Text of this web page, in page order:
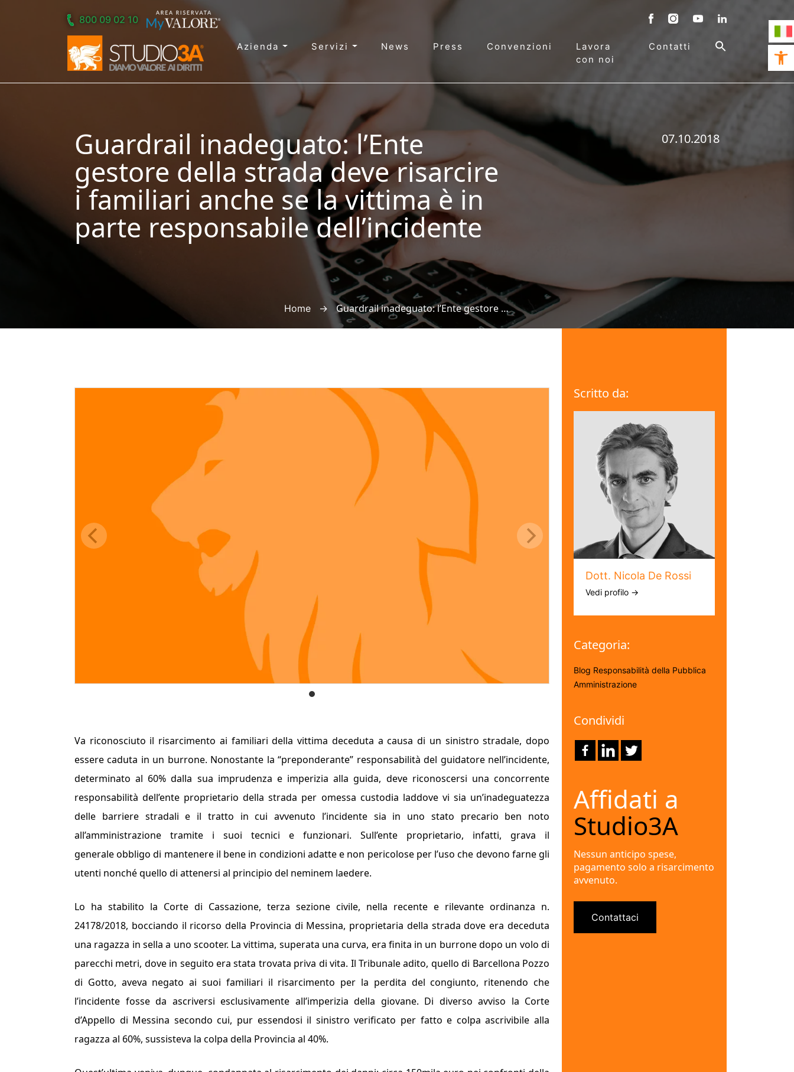
800 09 02 10
Azienda Servizi News Press Convenzioni
Lavora
con noi
Contatti
Guardrail inadeguato: l’Ente
gestore della strada deve risarcire
i familiari anche se la vittima è in
parte responsabile dell’incidente
07.10.2018
Home → Guardrail inadeguato: l’Ente gestore della strada deve risarcire i familiari anche se la vittima è in parte responsabile dell’incidente
Va riconosciuto il risarcimento ai familiari della vittima deceduta a causa di un sinistro stradale, dopo
essere caduta in un burrone. Nonostante la “preponderante” responsabilità del guidatore nell’incidente,
determinato al 60% dalla sua imprudenza e imperizia alla guida, deve riconoscersi una concorrente
responsabilità dell’ente proprietario della strada per omessa custodia laddove vi sia un’inadeguatezza
delle barriere stradali e il tratto in cui avvenuto l’incidente sia in uno stato precario ben noto
all’amministrazione tramite i suoi tecnici e funzionari. Sull’ente proprietario, infatti, grava il
generale obbligo di mantenere il bene in condizioni adatte e non pericolose per l’uso che devono farne gli
utenti nonché quello di attenersi al principio del neminem laedere.
Lo ha stabilito la Corte di Cassazione, terza sezione civile, nella recente e rilevante ordinanza n.
24178/2018, bocciando il ricorso della Provincia di Messina, proprietaria della strada dove era deceduta
una ragazza in sella a uno scooter. La vittima, superata una curva, era finita in un burrone dopo un volo di
parecchi metri, dove in seguito era stata trovata priva di vita. Il Tribunale adito, quello di Barcellona Pozzo
di Gotto, aveva negato ai suoi familiari il risarcimento per la perdita del congiunto, ritenendo che
l’incidente fosse da ascriversi esclusivamente all’imperizia della giovane. Di diverso avviso la Corte
d’Appello di Messina secondo cui, pur essendosi il sinistro verificato per fatto e colpa ascrivibile alla
ragazza al 60%, sussisteva la colpa della Provincia al 40%.
Scritto da:
Dott. Nicola De Rossi
Vedi profilo →
Categoria:
Blog Responsabilità della Pubblica
Amministrazione
Condividi
Affidati a
Studio3A
Nessun anticipo spese,
pagamento solo a risarcimento
avvenuto.
Contattaci